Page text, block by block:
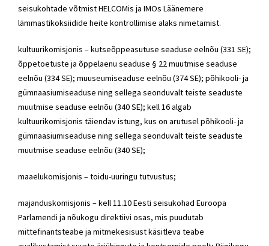
seisukohtade võtmist HELCOMis ja IMOs Läänemere
lämmastikoksiidide heite kontrollimise alaks nimetamist.
kultuurikomisjonis – kutseõppeasutuse seaduse eelnõu (331 SE);
õppetoetuste ja õppelaenu seaduse § 22 muutmise seaduse
eelnõu (334 SE); muuseumiseaduse eelnõu (374 SE); põhikooli- ja
gümnaasiumiseaduse ning sellega seonduvalt teiste seaduste
muutmise seaduse eelnõu (340 SE); kell 16 algab
kultuurikomisjonis täiendav istung, kus on arutusel põhikooli- ja
gümnaasiumiseaduse ning sellega seonduvalt teiste seaduste
muutmise seaduse eelnõu (340 SE);
maaelukomisjonis – toidu-uuringu tutvustus;
majanduskomisjonis – kell 11.10 Eesti seisukohad Euroopa
Parlamendi ja nõukogu direktiivi osas, mis puudutab
mittefinantsteabe ja mitmekesisust käsitleva teabe